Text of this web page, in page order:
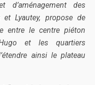
d’aménagement des
et Lyautey, propose de
entre le centre piéton
et les quartiers
ainsi le plateau